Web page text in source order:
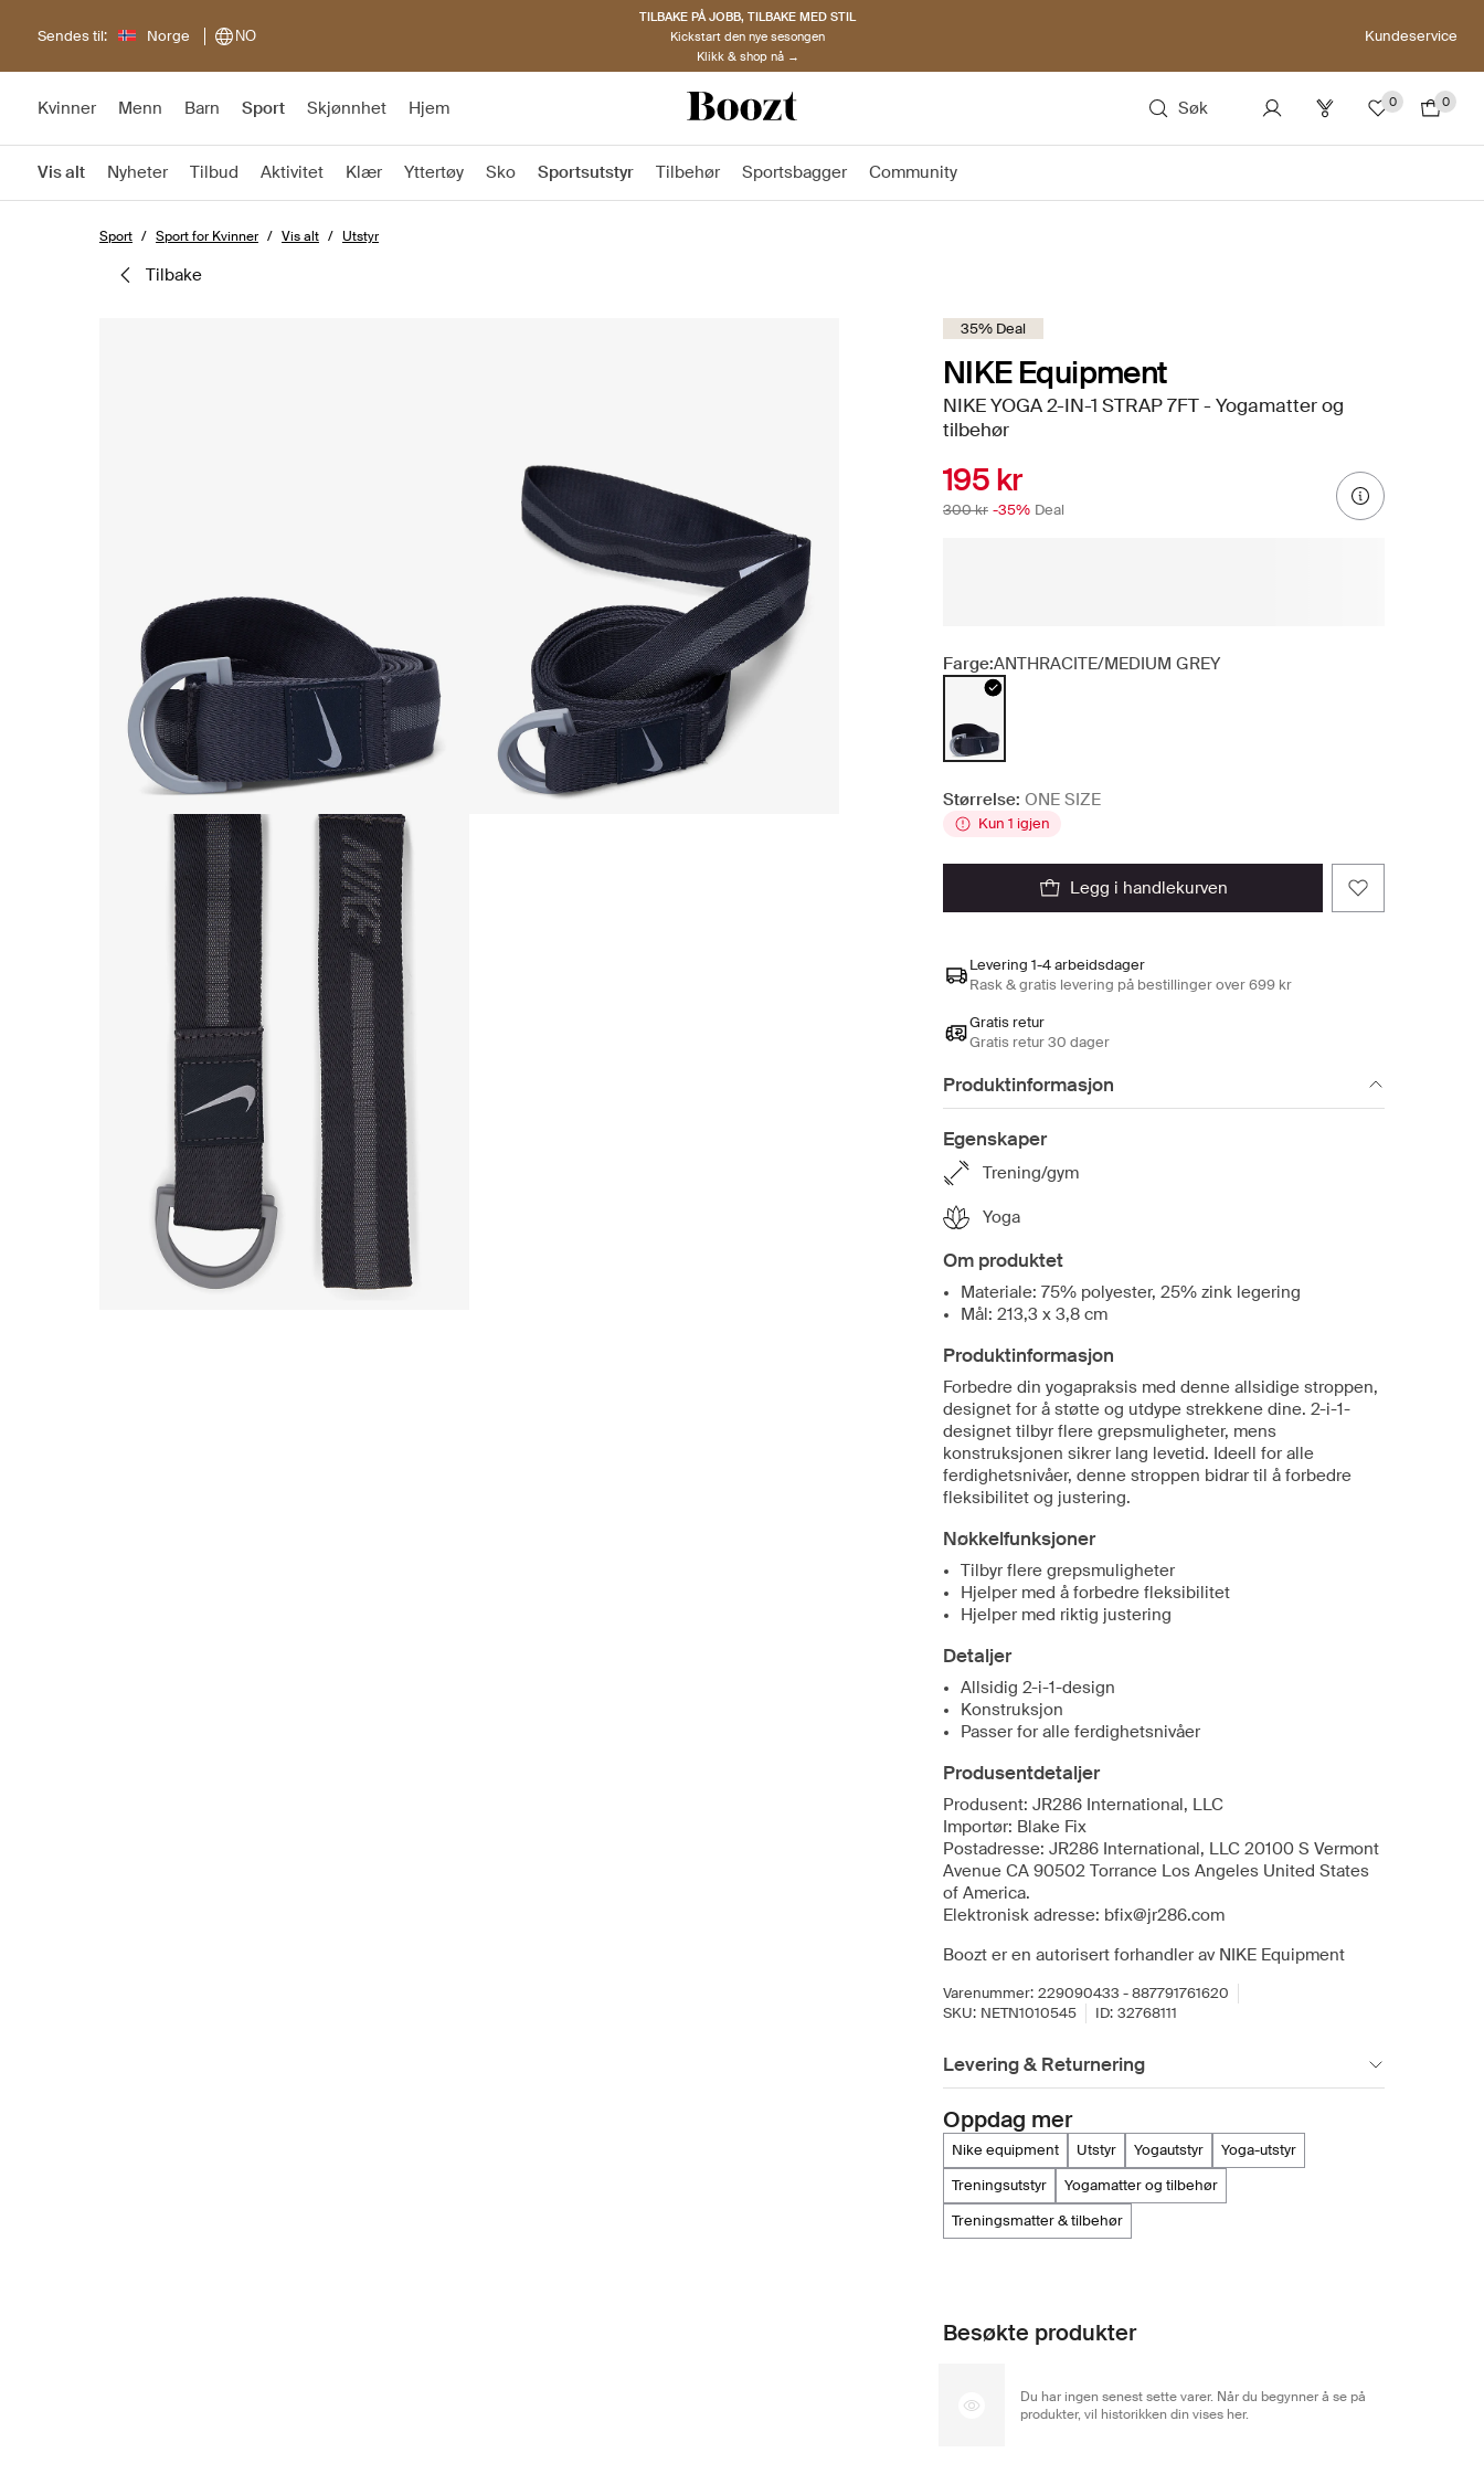
Sendes til: Norge NO
TILBAKE PÅ JOBB, TILBAKE MED STIL
Kickstart den nye sesongen
Klikk & shop nå →
Kundeservice
Kvinner Menn Barn Sport Skjønnhet Hjem Søk 0 0
Vis alt Nyheter Tilbud Aktivitet Klær Yttertøy Sko Sportsutstyr Tilbehør Sportsbagger Community
Sport Sport for Kvinner Vis alt Utstyr
tilbake
35% Deal
NIKE Equipment
NIKE YOGA 2-IN-1 STRAP 7FT - Yogamatter og
tilbehør
195 kr
300 kr -35% Deal
Farge:ANTHRACITE/MEDIUM GREY
Størrelse: ONE SIZE
Kun 1 igjen
legg i handlekurven
Levering 1-4 arbeidsdager
Rask & gratis levering på bestillinger over 699 kr
Gratis retur
Gratis retur 30 dager
Produktinformasjon
Egenskaper
Trening/gym
Yoga
Om produktet
Materiale: 75% polyester, 25% zink legering
Mål: 213,3 x 3,8 cm
Produktinformasjon
Forbedre din yogapraksis med denne allsidige stroppen,
designet for å støtte og utdype strekkene dine. 2-i-1-
designet tilbyr flere grepsmuligheter, mens
konstruksjonen sikrer lang levetid. Ideell for alle
ferdighetsnivåer, denne stroppen bidrar til å forbedre
fleksibilitet og justering.
Nøkkelfunksjoner
Tilbyr flere grepsmuligheter
Hjelper med å forbedre fleksibilitet
Hjelper med riktig justering
Detaljer
Allsidig 2-i-1-design
Konstruksjon
Passer for alle ferdighetsnivåer
Produsentdetaljer
Produsent: JR286 International, LLC
Importør: Blake Fix
Postadresse: JR286 International, LLC 20100 S Vermont
Avenue CA 90502 Torrance Los Angeles United States
of America.
Elektronisk adresse: bfix@jr286.com
Boozt er en autorisert forhandler av NIKE Equipment
Varenummer: 229090433 - 887791761620
SKU: NETN1010545 ID: 32768111
Levering & Returnering
Oppdag mer
nike equipment utstyr yogautstyr
yoga-utstyr
treningsutstyr
yogamatter og tilbehør
treningsmatter & tilbehør
Besøkte produkter
Du har ingen senest sette varer. Når du begynner å se på
produkter, vil historikken din vises her.